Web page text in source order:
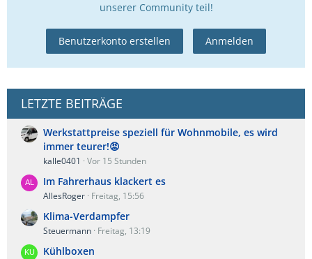
unserer Community teil!
Benutzerkonto erstellen Anmelden
LETZTE BEITRÄGE
Werkstattpreise speziell für Wohnmobile, es wird
immer teurer!😡
kalle0401 Vor 15 Stunden
Im Fahrerhaus klackert es
AllesRoger Freitag, 15:56
Klima-Verdampfer
Steuermann Freitag, 13:19
Kühlboxen